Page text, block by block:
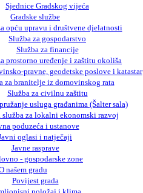
Sjednice Gradskog vijeća
Gradske službe
opću upravu i društvene djelatnosti
Služba za gospodarstvo
Služba za financije
prostorno uređenje i zaštitu okoliša
pravne, geodetske poslove i katastar
za branitelje iz domovinskog rata
Služba za civilnu zaštitu
usluga građanima (Šalter sala)
služba za lokalni ekonomski razvoj
poduzeća i ustanove
oglasi i natječaji
Javne rasprave
- gospodarske zone
našem gradu
Povijest grada